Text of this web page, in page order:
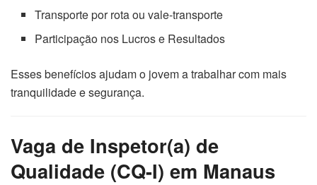
Transporte por rota ou vale-transporte
Participação nos Lucros e Resultados
Esses benefícios ajudam o jovem a trabalhar com mais
tranquilidade e segurança.
Vaga de Inspetor(a) de
Qualidade (CQ-I) em Manaus